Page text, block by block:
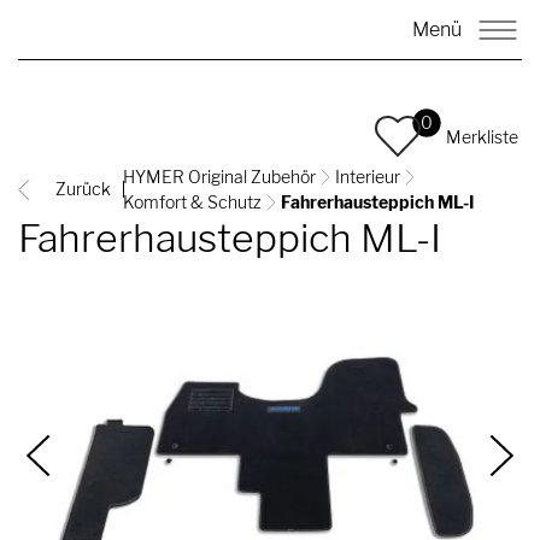
Menü
0
Merkliste
Zurück
HYMER Original Zubehör
Interieur
Komfort & Schutz
Fahrerhausteppich ML-I
Fahrerhausteppich ML-I